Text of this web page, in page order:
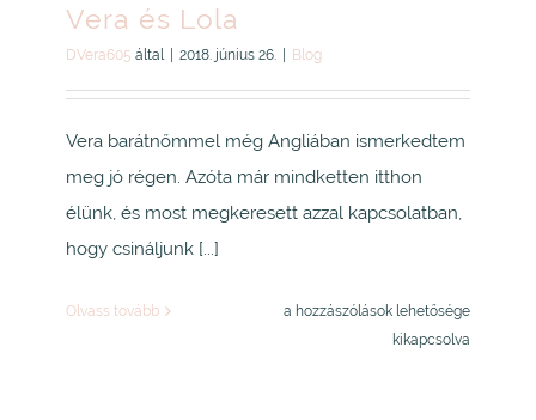
Vera és Lola
DVera605 által 2018. június 26. Blog
Vera barátnőmmel még Angliában ismerkedtem
meg jó régen. Azóta már mindketten itthon
élünk, és most megkeresett azzal kapcsolatban,
hogy csináljunk [...]
Olvass tovább
Vera
a hozzászólások lehetősége
kikapcsolva